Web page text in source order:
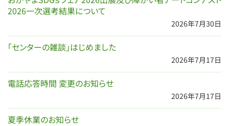
2026一次選考結果について
2026年7月30日
「センターの雑談」はじめました
2026年7月17日
電話応答時間 変更のお知らせ
2026年7月17日
夏季休業のお知らせ